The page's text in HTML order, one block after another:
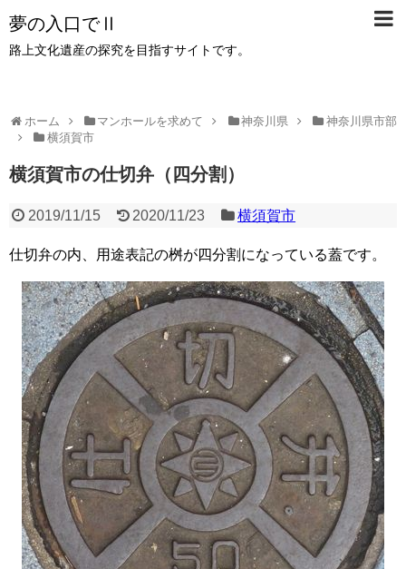
夢の入口でⅡ
路上文化遺産の探究を目指すサイトです。
ホーム マンホールを求めて 神奈川県
神奈川県市部
横須賀市
横須賀市の仕切弁（四分割）
2019/11/15 2020/11/23 横須賀市
仕切弁の内、用途表記の桝が四分割になっている蓋です。